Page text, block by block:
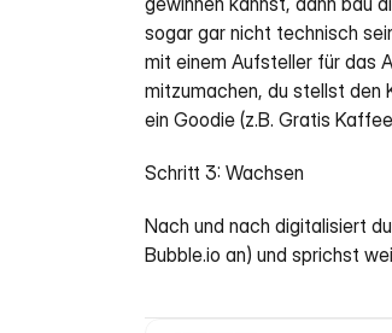
sogar gar nicht technisch
mit einem Aufsteller für das
mitzumachen, du stellst den
ein Goodie (z.B. Gratis
Schritt 3: Wachsen
Nach und nach digitalisiert
Bubble.io an) und sprichst